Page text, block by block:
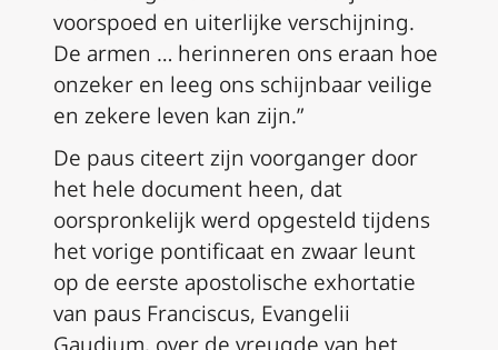
voorspoed en uiterlijke verschijning.
De armen … herinneren ons eraan hoe
onzeker en leeg ons schijnbaar veilige
en zekere leven kan zijn.”
De paus citeert zijn voorganger door
het hele document heen, dat
oorspronkelijk werd opgesteld tijdens
het vorige pontificaat en zwaar leunt
op de eerste apostolische exhortatie
van paus Franciscus, Evangelii